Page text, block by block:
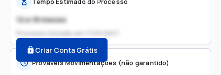
12 a 18 meses
Processo iniciado em
Criar Conta Grátis
Prováveis Movimentações (não garantido)